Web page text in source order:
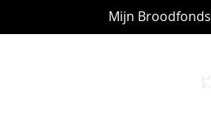
Mijn Broodfonds